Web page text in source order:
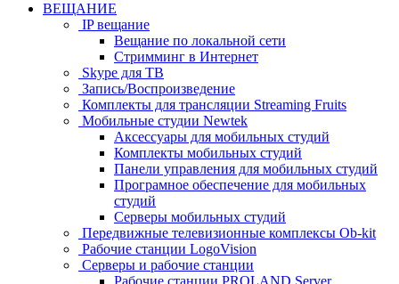
ВЕЩАНИЕ
IP вещание
Вещание по локальной сети
Стримминг в Интернет
Skype для ТВ
Запись/Воспроизведение
Комплекты для трансляции Streaming Fruits
Мобильные студии Newtek
Аксессуары для мобильных студий
Комплекты мобильных студий
Панели управления для мобильных студий
Програмное обеспечение для мобильных
студий
Серверы мобильных студий
Передвижные телевизионные комплексы Ob-kit
Рабочие станции LogoVision
Серверы и рабочие станции
Рабочие станции PROLAND Server